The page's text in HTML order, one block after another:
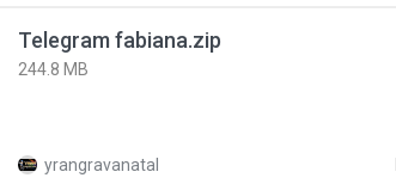
Telegram fabiana.zip
244.8 MB
yrangravanatal